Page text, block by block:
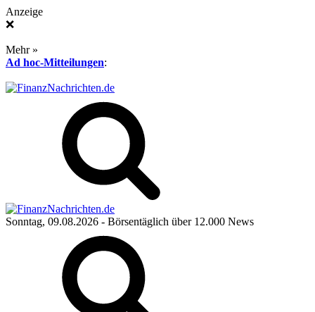
Anzeige
❌
Mehr »
Ad hoc-Mitteilungen:
Sonntag, 09.08.2026 - Börsentäglich über 12.000 News